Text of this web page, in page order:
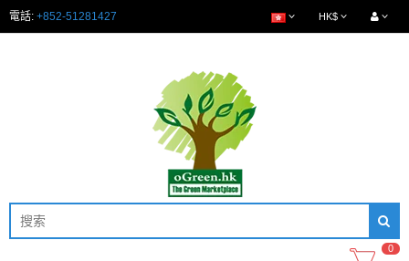
電話: +852-51281427 HK$
0